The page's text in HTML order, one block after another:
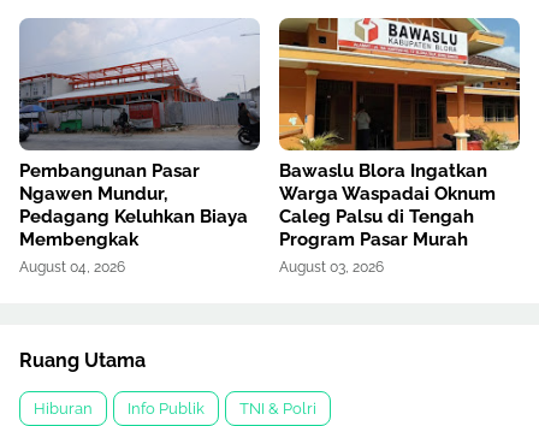
Pembangunan Pasar
Ngawen Mundur,
Pedagang Keluhkan Biaya
Membengkak
August 04, 2026
Bawaslu Blora Ingatkan
Warga Waspadai Oknum
Caleg Palsu di Tengah
Program Pasar Murah
August 03, 2026
Ruang Utama
Hiburan Info Publik TNI & Polri